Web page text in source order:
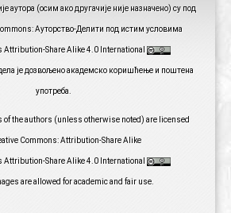
аутора (осим ако другачије није назначено) су под
Ауторство-Делити под истим условима
Attribution-Share Alike 4.0 International
је дозвољено академско коришћење и поштена
употреба.
of the authors (unless otherwise noted) are licensed
Commons: Attribution-Share Alike
Attribution-Share Alike 4.0 International
are allowed for academic and fair use.